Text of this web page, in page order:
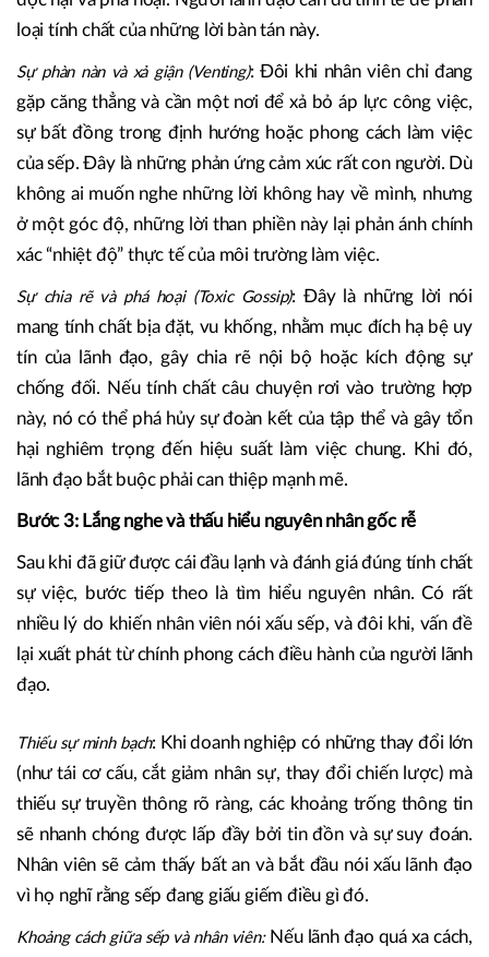
loại tính chất của những lời bàn tán này.
Sự phàn nàn và xả giận (Venting):Đôi khi nhân viên chỉ đang
gặp căng thẳng và cần một nơi để xả bỏ áp lực công việc,
sự bất đồng trong định hướng hoặc phong cách làm việc
của sếp. Đây là những phản ứng cảm xúc rất con người. Dù
không ai muốn nghe những lời không hay về mình, nhưng
ở một góc độ, những lời than phiền này lại phản ánh chính
xác “nhiệt độ” thực tế của môi trường làm việc.
Sự chia rẽ và phá hoại (Toxic Gossip): Đây là những lời nói
mang tính chất bịa đặt, vu khống, nhằm mục đích hạ bệ uy
tín của lãnh đạo, gây chia rẽ nội bộ hoặc kích động sự
chống đối. Nếu tính chất câu chuyện rơi vào trường hợp
này, nó có thể phá hủy sự đoàn kết của tập thể và gây tổn
hại nghiêm trọng đến hiệu suất làm việc chung. Khi đó,
lãnh đạo bắt buộc phải can thiệp mạnh mẽ.
Bước 3: Lắng nghe và thấu hiểu nguyên nhân gốc rễ
Sau khi đã giữ được cái đầu lạnh và đánh giá đúng tính chất
sự việc, bước tiếp theo là tìm hiểu nguyên nhân. Có rất
nhiều lý do khiến nhân viên nói xấu sếp, và đôi khi, vấn đề
lại xuất phát từ chính phong cách điều hành của người lãnh
đạo.
Thiếu sự minh bạch:Khi doanh nghiệp có những thay đổi lớn
(như tái cơ cấu, cắt giảm nhân sự, thay đổi chiến lược) mà
thiếu sự truyền thông rõ ràng, các khoảng trống thông tin
sẽ nhanh chóng được lấp đầy bởi tin đồn và sự suy đoán.
Nhân viên sẽ cảm thấy bất an và bắt đầu nói xấu lãnh đạo
vì họ nghĩ rằng sếp đang giấu giếm điều gì đó.
Khoảng cách giữa sếp và nhân viên:Nếu lãnh đạo quá xa cách,